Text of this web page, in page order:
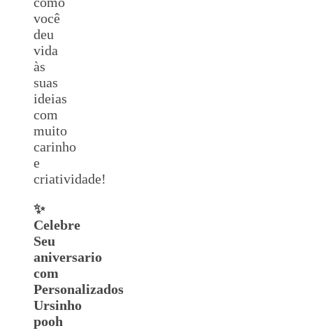
você
deu
vida
às
suas
ideias
com
muito
carinho
e
criatividade!
✨
Celebre
Seu
aniversario
com
Personalizados
Ursinho
pooh